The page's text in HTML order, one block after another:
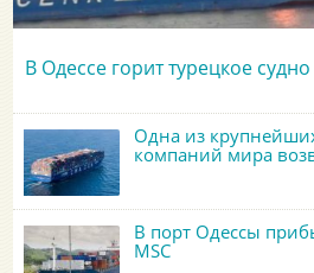
В Одессе горит турецкое судно
Одна из
компаний мира
В порт Одессы
MSC